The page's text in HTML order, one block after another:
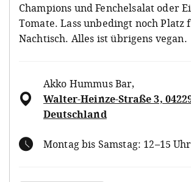
Champions und Fenchelsalat oder
Tomate. Lass unbedingt noch Platz
Nachtisch. Alles ist übrigens vegan.
Akko Hummus Bar,
Walter-Heinze-Straße 3,
Deutschland
Montag bis Samstag: 12–15